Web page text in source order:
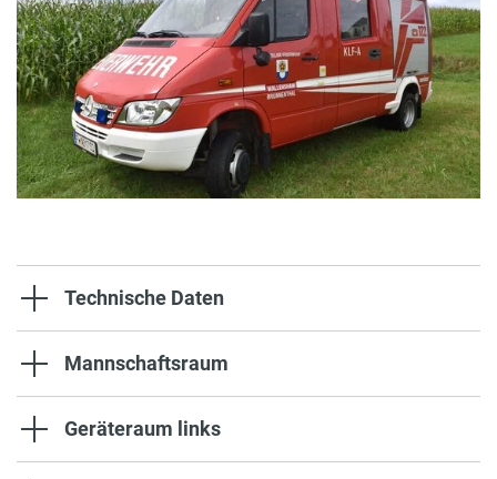
Technische Daten
Mannschaftsraum
Geräteraum links